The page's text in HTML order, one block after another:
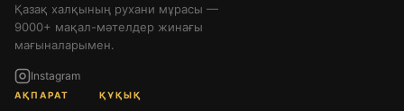
Қазақ халқының рухани мұрасы —
9000+ мақал-мәтелдер жинағы
мағыналарымен.
Instagram
АҚПАРАТ ҚҰҚЫҚ